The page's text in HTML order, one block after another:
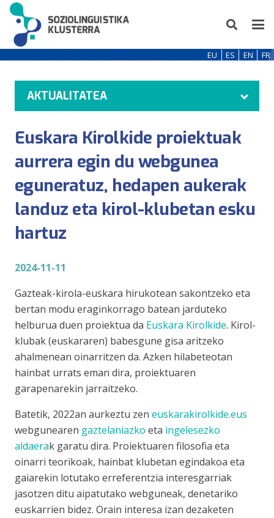
EU ES EN FR
AKTUALITATEA
Euskara Kirolkide proiektuak
aurrera egin du webgunea
eguneratuz, hedapen aukerak
landuz eta kirol-klubetan esku
hartuz
2024-11-11
Gazteak-kirola-euskara hirukotean sakontzeko eta
bertan modu eraginkorrago batean jarduteko
helburua duen proiektua da Euskara Kirolkide. Kirol-
klubak (euskararen) babesgune gisa aritzeko
ahalmenean oinarritzen da. Azken hilabeteotan
hainbat urrats eman dira, proiektuaren
garapenarekin jarraitzeko.
Batetik, 2022an aurkeztu zen euskarakirolkide.eus
webgunearen gaztelaniazko eta ingelesezko
aldaerak garatu dira. Proiektuaren filosofia eta
oinarri teorikoak, hainbat klubetan egindakoa eta
gaiarekin lotutako erreferentzia interesgarriak
jasotzen ditu aipatutako webguneak, denetariko
euskarrien bidez. Orain interesa izan dezaketen